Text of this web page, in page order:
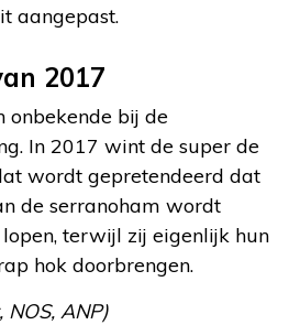
aangepast.
2017
onbekende bij de
In 2017 wint de super de
wordt gepretendeerd dat
de serranoham wordt
terwijl zij eigenlijk hun
hok doorbrengen.
NOS, ANP)